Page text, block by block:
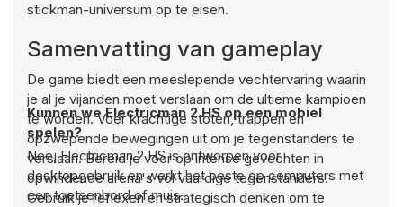
stickman-universum op te eisen.
Samenvatting van gameplay
De game biedt een meeslepende vechtervaring waarin
je al je vijanden moet verslaan om de ultieme kampioen
te worden. Voer krachtige stoten, trappen en
opzwepende bewegingen uit om je tegenstanders te
verslaan. Bereid je voor op intense gevechten in
opwindende arena's vol vaardige tegenstanders.
Gebruik je reflexen en strategisch denken om te
Kunnen we Electricman 2 HS op een mobiel
spelen?
Nee, Electricman 2 HS is ontworpen voor
desktopgebruik en werkt het beste op computers met
een toetsenbord of muis.